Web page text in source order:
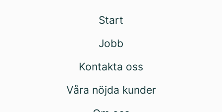
Start
Jobb
Kontakta oss
Våra nöjda kunder